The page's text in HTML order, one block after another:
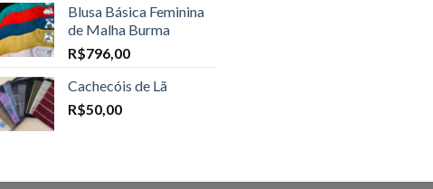
Blusa Básica Feminina
de Malha Burma
R$796,00
Cachecóis de Lã
R$50,00